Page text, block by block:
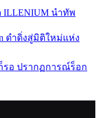
ILLENIUM นำทัพ
ดำดิ่งสู่มิติใหม่แห่ง
รอ ปรากฏการณ์ร็อก